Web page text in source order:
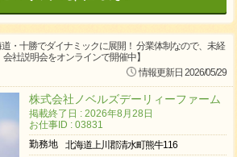
・十勝でダイナミックに展開！ 分業体制なので、未経
社説明会をオンラインで開催中】
情報更新日 2026/05/29
株式会社ノベルズデーリィーファーム
掲載終了日 : 2026年8月28日
お仕事ID : 03831
勤務地
北海道上川郡清水町熊牛116